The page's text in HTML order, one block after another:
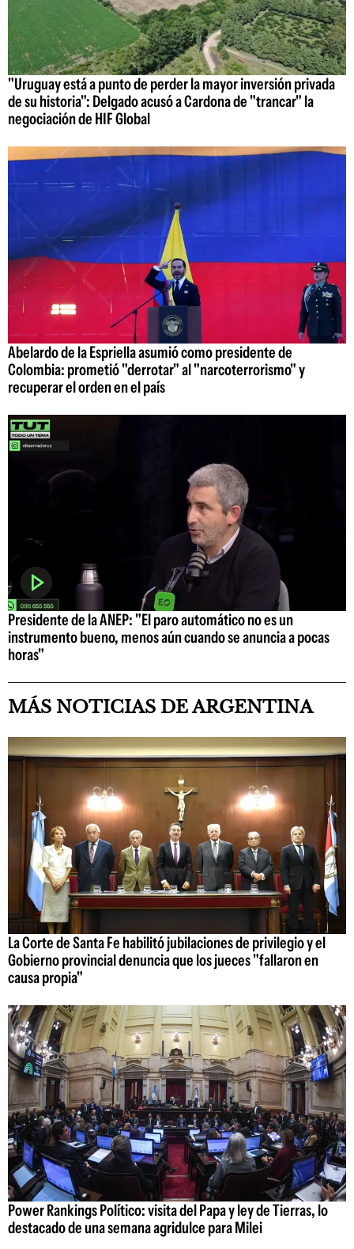
"Uruguay está a punto de perder la mayor inversión privada
de su historia": Delgado acusó a Cardona de "trancar" la
negociación de HIF Global
Abelardo de la Espriella asumió como presidente de
Colombia: prometió "derrotar" al "narcoterrorismo" y
recuperar el orden en el país
Presidente de la ANEP: "El paro automático no es un
instrumento bueno, menos aún cuando se anuncia a pocas
horas"
MÁS NOTICIAS DE ARGENTINA
La Corte de Santa Fe habilitó jubilaciones de privilegio y el
Gobierno provincial denuncia que los jueces "fallaron en
causa propia"
Power Rankings Político: visita del Papa y ley de Tierras, lo
destacado de una semana agridulce para Milei